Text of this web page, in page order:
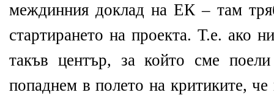
междинния доклад на ЕК – там
стартирането на проекта. Т.е. ако
такъв център, за който сме
попаднем в полето на критиките, че